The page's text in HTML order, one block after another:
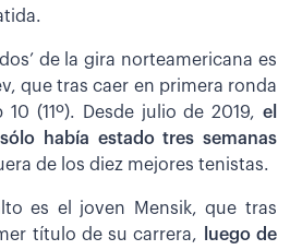
de la gira norteamericana es
que tras caer en primera ronda
(11º). Desde julio de 2019, el
había estado tres semanas
de los diez mejores tenistas.
es el joven Mensik, que tras
título de su carrera,
luego de